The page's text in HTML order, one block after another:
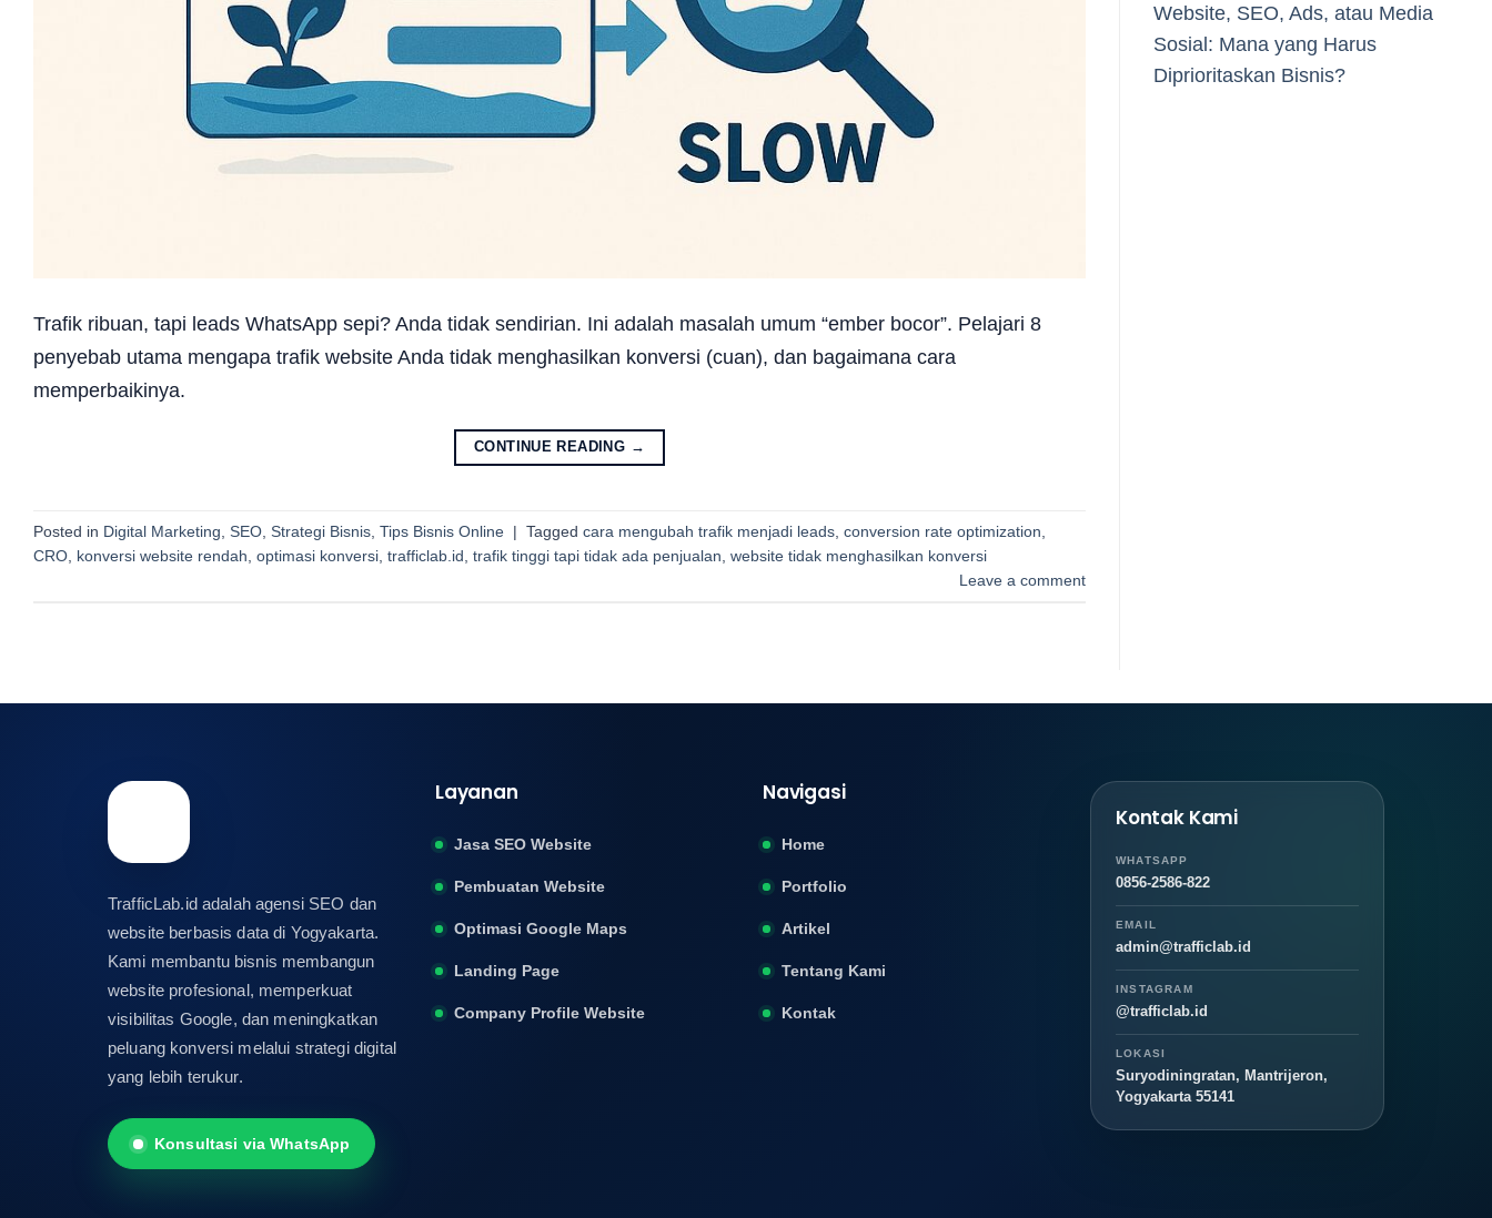
Trafik ribuan, tapi leads WhatsApp sepi? Anda tidak sendirian. Ini adalah masalah umum “ember bocor”. Pelajari 8
penyebab utama mengapa trafik website Anda tidak menghasilkan konversi (cuan), dan bagaimana cara
memperbaikinya.
CONTINUE READING →
Posted in Digital Marketing SEO Strategi Bisnis Tips Bisnis Online | Tagged cara mengubah trafik menjadi leads conversion rate optimization
CRO konversi website rendah optimasi konversi trafficlab.id trafik tinggi tapi tidak ada penjualan website tidak menghasilkan konversi
Leave a comment
Website, SEO, Ads, atau Media
Sosial: Mana yang Harus
Diprioritaskan Bisnis?
TrafficLab.id adalah agensi SEO dan
website berbasis data di Yogyakarta.
Kami membantu bisnis membangun
website profesional, memperkuat
visibilitas Google, dan meningkatkan
peluang konversi melalui strategi digital
yang lebih terukur.
Konsultasi via WhatsApp
Layanan
Jasa SEO Website
Pembuatan Website
Optimasi Google Maps
Landing Page
Company Profile Website
Navigasi
Home
Portfolio
Artikel
Tentang Kami
Kontak
Kontak Kami
WHATSAPP
0856-2586-822
EMAIL
admin@trafficlab.id
INSTAGRAM
@trafficlab.id
LOKASI
Suryodiningratan, Mantrijeron,
Yogyakarta 55141